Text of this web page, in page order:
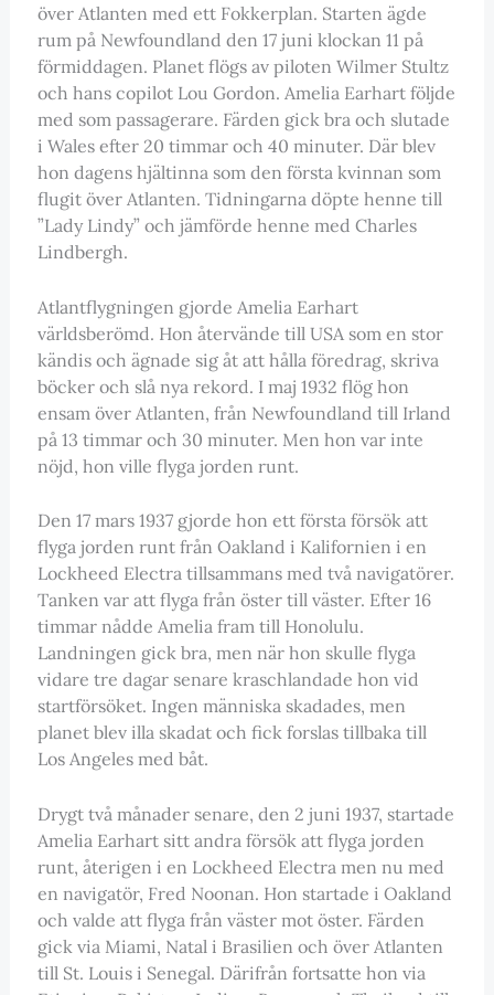
över Atlanten med ett Fokkerplan. Starten ägde
rum på Newfoundland den 17 juni klockan 11 på
förmiddagen. Planet flögs av piloten Wilmer Stultz
och hans copilot Lou Gordon. Amelia Earhart följde
med som passagerare. Färden gick bra och slutade
i Wales efter 20 timmar och 40 minuter. Där blev
hon dagens hjältinna som den första kvinnan som
flugit över Atlanten. Tidningarna döpte henne till
”Lady Lindy” och jämförde henne med Charles
Lindbergh.
Atlantflygningen gjorde Amelia Earhart
världsberömd. Hon återvände till USA som en stor
kändis och ägnade sig åt att hålla föredrag, skriva
böcker och slå nya rekord. I maj 1932 flög hon
ensam över Atlanten, från Newfoundland till Irland
på 13 timmar och 30 minuter. Men hon var inte
nöjd, hon ville flyga jorden runt.
Den 17 mars 1937 gjorde hon ett första försök att
flyga jorden runt från Oakland i Kalifornien i en
Lockheed Electra tillsammans med två navigatörer.
Tanken var att flyga från öster till väster. Efter 16
timmar nådde Amelia fram till Honolulu.
Landningen gick bra, men när hon skulle flyga
vidare tre dagar senare kraschlandade hon vid
startförsöket. Ingen människa skadades, men
planet blev illa skadat och fick forslas tillbaka till
Los Angeles med båt.
Drygt två månader senare, den 2 juni 1937, startade
Amelia Earhart sitt andra försök att flyga jorden
runt, återigen i en Lockheed Electra men nu med
en navigatör, Fred Noonan. Hon startade i Oakland
och valde att flyga från väster mot öster. Färden
gick via Miami, Natal i Brasilien och över Atlanten
till St. Louis i Senegal. Därifrån fortsatte hon via